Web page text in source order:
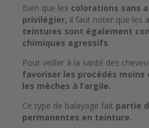
Bien que les colorations sans
privilégier, il faut noter que les
teintures sont également
chimiques agressifs.
Pour veiller à la santé des
favoriser les procédés moins
les mèches à l’argile.
Ce type de balayage fait partie
permanentes en teinture.